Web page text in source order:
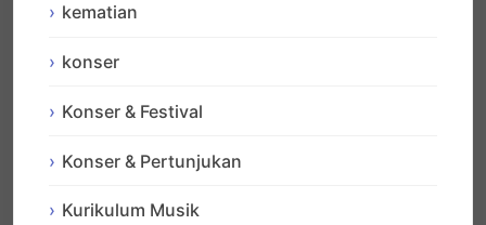
kematian
konser
Konser & Festival
Konser & Pertunjukan
Kurikulum Musik